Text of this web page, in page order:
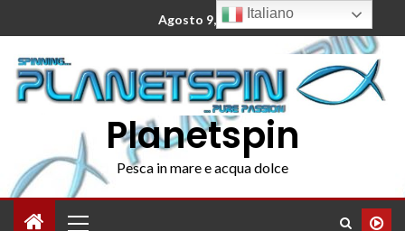
Agosto 9, 2026
Planetspin
Pesca in mare e acqua dolce
Italiano